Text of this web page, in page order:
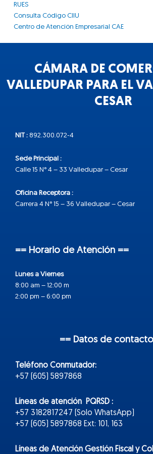
RUES
Consulta Código CIIU
Centro de Atención Empresarial CAE
CÁMARA DE
VALLEDUPAR PARA EL
CESAR
NIT : 892.300.072-4
Sede Principal :
Calle 15 N° 4 – 33 Valledupar – Cesar
Oficina Receptora :
Carrera 4 N° 15 – 36 Valledupar – Cesar
== Horario de Atención ==
Lunes a Viernes
8:00 am – 12:00 m
2:00 pm – 6:00 pm
== Datos de
Teléfono Conmutador:
+57 (605) 5897868
Líneas de atención PQRSD :
+57 3182817247 (Solo WhatsApp)
+57 (605) 5897868 Ext: 101, 163
Líneas de Atención Gestión Fiscal y